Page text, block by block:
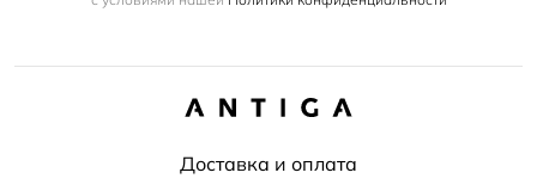
Доставка и оплата